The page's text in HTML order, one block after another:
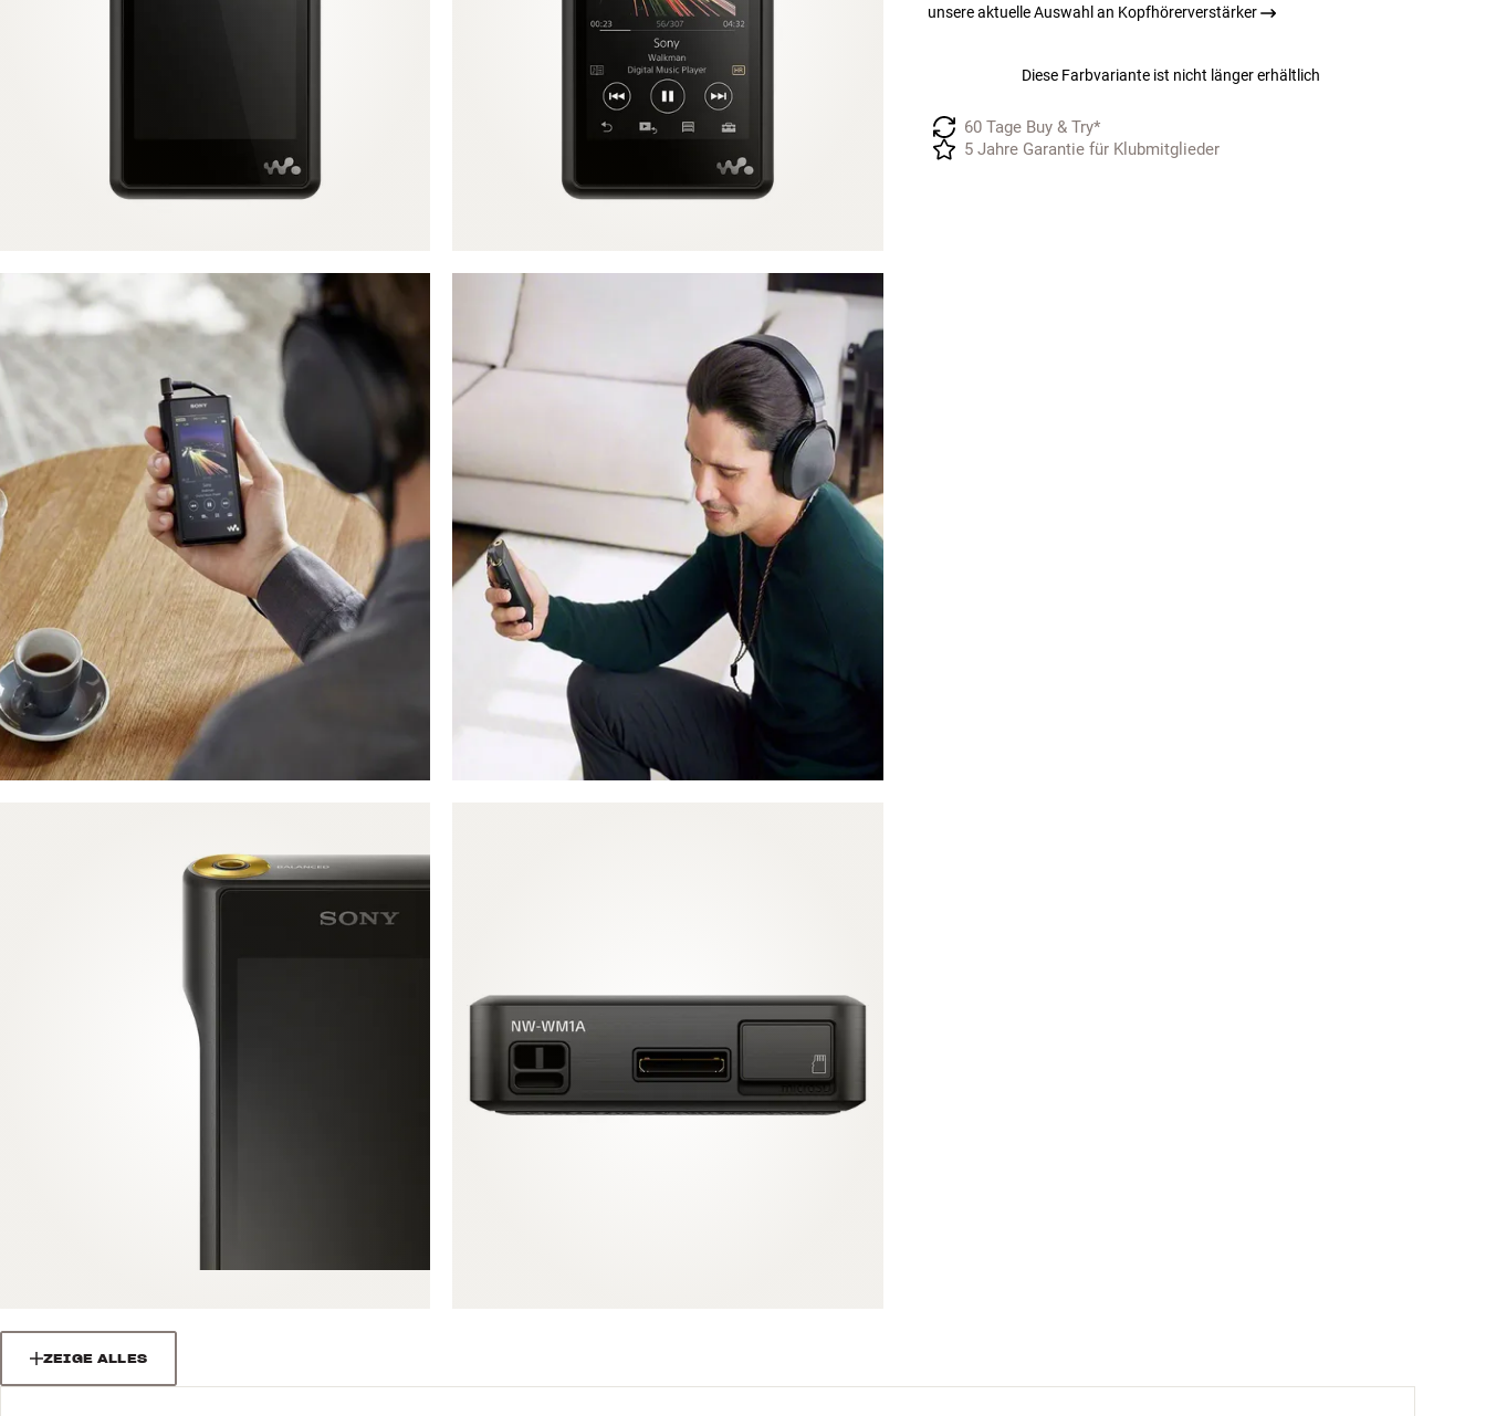
ZEIGE ALLES
unsere aktuelle Auswahl an Kopfhörerverstärker
Diese Farbvariante ist nicht länger erhältlich
60 Tage Buy & Try*
5 Jahre Garantie für Klubmitglieder